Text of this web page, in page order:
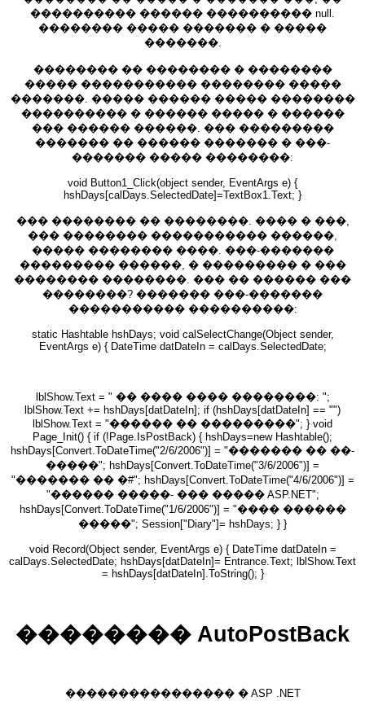
���������� ������ ���������� null.
�������� ����� ������� � �����
�������.
�������� �� �������� � ��������
����� ����������� �������� �����
�������. ����� ������ ����� ��������
���������� � ������ ����� � ������
��� ������ ������. ��� ���������
������� �� ������ ������� � ���-
������� ����� ��������:
void Button1_Click(object sender, EventArgs e) {
hshDays[calDays.SelectedDate]=TextBox1.Text; }
��� �������� �� ��������. ���� � ���,
��� �������� ����������� ������,
����� �������� ����. ���-�������
��������� ������, � ��������� � ���
�������� ��������. ��� �� ������ ���
��������? ������� ���-�������
����������� ����������:
static Hashtable hshDays; void calSelectChange(Object sender,
EventArgs e) { DateTime datDateIn = calDays.SelectedDate;
lblShow.Text = " �� ���� ���� ��������: ";
lblShow.Text += hshDays[datDateIn]; if (hshDays[datDateIn] == "")
lblShow.Text = "������ �� ���������"; } void
Page_Init() { if (!Page.IsPostBack) { hshDays=new Hashtable();
hshDays[Convert.ToDateTime("2/6/2006")] = "������� �� ��-
�����"; hshDays[Convert.ToDateTime("3/6/2006")] =
"������� �� �#"; hshDays[Convert.ToDateTime("4/6/2006")] =
"������ �����- ��� ����� ASP.NET";
hshDays[Convert.ToDateTime("1/6/2006")] = "���� ������
�����"; Session["Diary"]= hshDays; } }
void Record(Object sender, EventArgs e) { DateTime datDateIn =
calDays.SelectedDate; hshDays[datDateIn]= Entrance.Text; lblShow.Text
= hshDays[datDateIn].ToString(); }
�������� AutoPostBack
���������������� � ASP .NET